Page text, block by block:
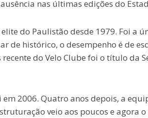
nas últimas edições do
do Paulistão desde 1979. Foi a
de histórico, o desempenho é de
do Velo Clube foi o título da
2006. Quatro anos depois, a
veio aos poucos e agora